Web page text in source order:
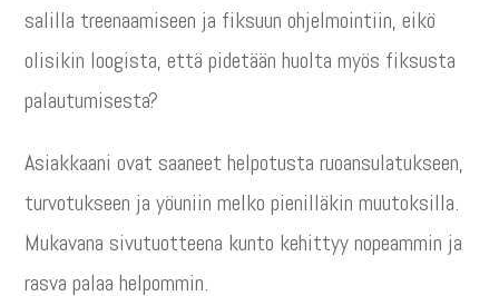
salilla treenaamiseen ja fiksuun ohjelmointiin, eikö
olisikin loogista, että pidetään huolta myös fiksusta
palautumisesta?
Asiakkaani ovat saaneet helpotusta ruoansulatukseen,
turvotukseen ja yöuniin melko pienilläkin muutoksilla.
Mukavana sivutuotteena kunto kehittyy nopeammin ja
rasva palaa helpommin.